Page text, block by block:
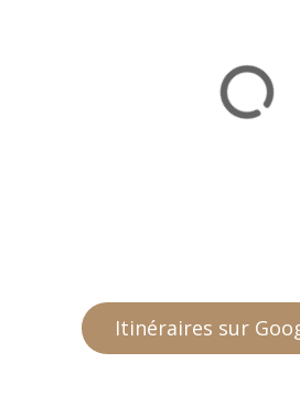
Itinéraires sur